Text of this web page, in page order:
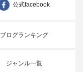
公式facebook
ブログランキング
ジャンル一覧